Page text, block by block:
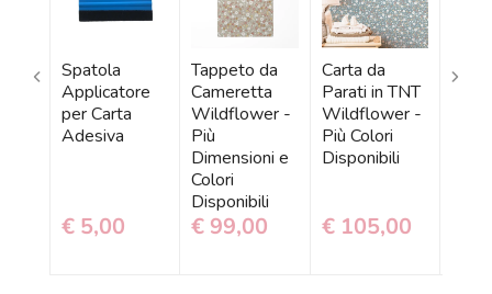
Spatola
Applicatore
per Carta
Adesiva
€ 5,00
Tappeto da
Cameretta
Wildflower -
Più
Dimensioni e
Colori
Disponibili
€ 99,00
Carta da
Parati in TNT
Wildflower -
Più Colori
Disponibili
€ 105,00